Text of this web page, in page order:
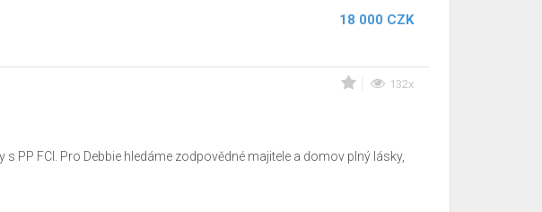
18 000 CZK
132x
s PP FCI. Pro Debbie hledáme zodpovědné majitele a domov plný lásky,